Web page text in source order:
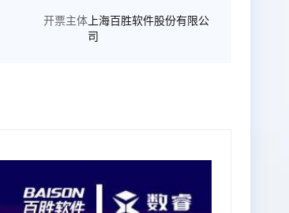
开票主体上海百胜软件股份有限公
司